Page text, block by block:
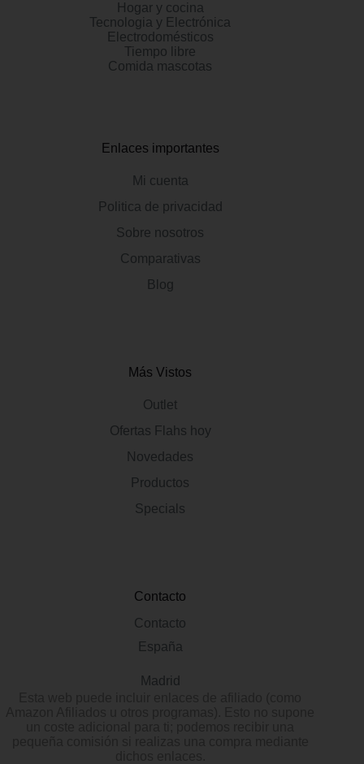
Hogar y cocina
Tecnologia y Electrónica
Electrodomésticos
Tiempo libre
Comida mascotas
Enlaces importantes
Mi cuenta
Politica de privacidad
Sobre nosotros
Comparativas
Blog
Más Vistos
Outlet
Ofertas Flahs hoy
Novedades
Productos
Specials
Contacto
Contacto
España
Madrid